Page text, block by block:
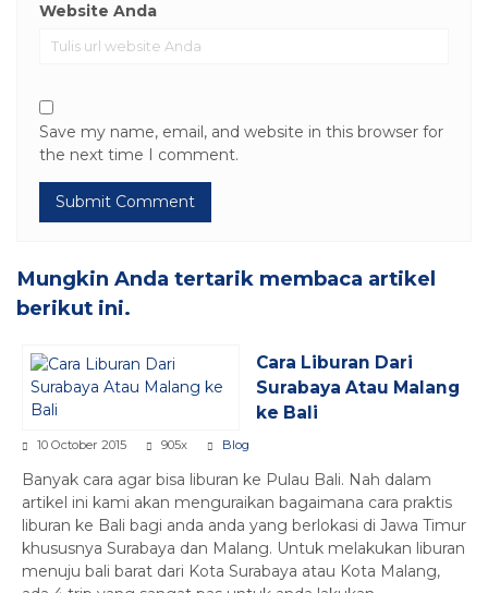
Website Anda
Save my name, email, and website in this browser for
the next time I comment.
Mungkin Anda tertarik membaca artikel
berikut ini.
Cara Liburan Dari
Surabaya Atau Malang
ke Bali
10 October 2015 905x Blog
Banyak cara agar bisa liburan ke Pulau Bali. Nah dalam
artikel ini kami akan menguraikan bagaimana cara praktis
liburan ke Bali bagi anda anda yang berlokasi di Jawa Timur
khususnya Surabaya dan Malang. Untuk melakukan liburan
menuju bali barat dari Kota Surabaya atau Kota Malang,